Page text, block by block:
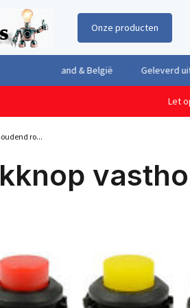
Onze producten
Geleverd uit eigen
Let
ro...